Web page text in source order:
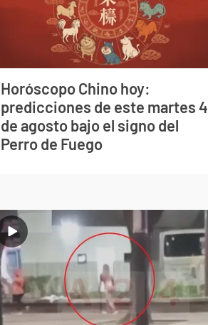
Horóscopo Chino hoy:
predicciones de este martes 4
de agosto bajo el signo del
Perro de Fuego